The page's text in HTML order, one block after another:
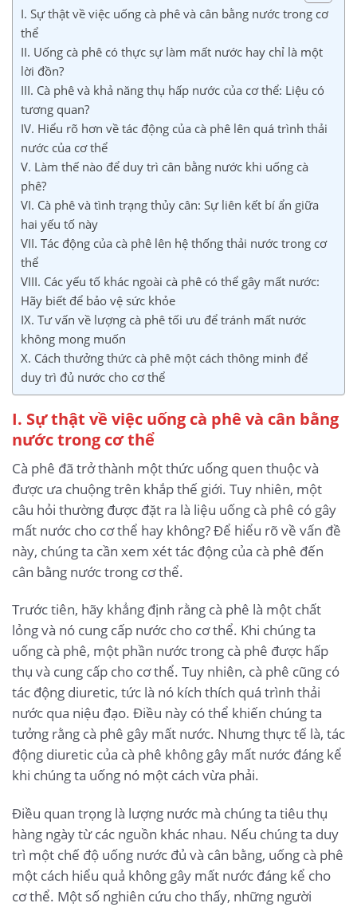
I. Sự thật về việc uống cà phê và cân bằng nước trong cơ
thể
II. Uống cà phê có thực sự làm mất nước hay chỉ là một
lời đồn?
III. Cà phê và khả năng thụ hấp nước của cơ thể: Liệu có
tương quan?
IV. Hiểu rõ hơn về tác động của cà phê lên quá trình thải
nước của cơ thể
V. Làm thế nào để duy trì cân bằng nước khi uống cà
phê?
VI. Cà phê và tình trạng thủy cân: Sự liên kết bí ẩn giữa
hai yếu tố này
VII. Tác động của cà phê lên hệ thống thải nước trong cơ
thể
VIII. Các yếu tố khác ngoài cà phê có thể gây mất nước:
Hãy biết để bảo vệ sức khỏe
IX. Tư vấn về lượng cà phê tối ưu để tránh mất nước
không mong muốn
X. Cách thưởng thức cà phê một cách thông minh để
duy trì đủ nước cho cơ thể
I. Sự thật về việc uống cà phê và cân bằng
nước trong cơ thể
Cà phê đã trở thành một thức uống quen thuộc và
được ưa chuộng trên khắp thế giới. Tuy nhiên, một
câu hỏi thường được đặt ra là liệu uống cà phê có gây
mất nước cho cơ thể hay không? Để hiểu rõ về vấn đề
này, chúng ta cần xem xét tác động của cà phê đến
cân bằng nước trong cơ thể.
Trước tiên, hãy khẳng định rằng cà phê là một chất
lỏng và nó cung cấp nước cho cơ thể. Khi chúng ta
uống cà phê, một phần nước trong cà phê được hấp
thụ và cung cấp cho cơ thể. Tuy nhiên, cà phê cũng có
tác động diuretic, tức là nó kích thích quá trình thải
nước qua niệu đạo. Điều này có thể khiến chúng ta
tưởng rằng cà phê gây mất nước. Nhưng thực tế là, tác
động diuretic của cà phê không gây mất nước đáng kể
khi chúng ta uống nó một cách vừa phải.
Điều quan trọng là lượng nước mà chúng ta tiêu thụ
hàng ngày từ các nguồn khác nhau. Nếu chúng ta duy
trì một chế độ uống nước đủ và cân bằng, uống cà phê
một cách hiểu quả không gây mất nước đáng kể cho
cơ thể. Một số nghiên cứu cho thấy, những người